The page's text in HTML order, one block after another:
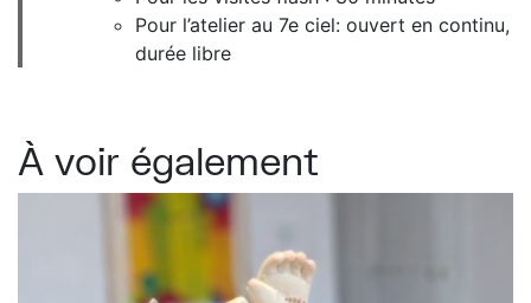
Pour l’atelier au 7e ciel: ouvert en continu,
durée libre
À voir également